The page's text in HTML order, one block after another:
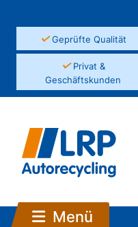
✓Geprüfte Qualität
✓Privat &
Geschäftskunden
Menü